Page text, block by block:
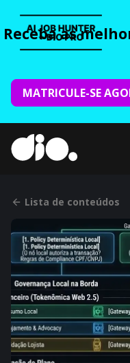
Receba as
MATRICULE-SE
Lista de conteúdos